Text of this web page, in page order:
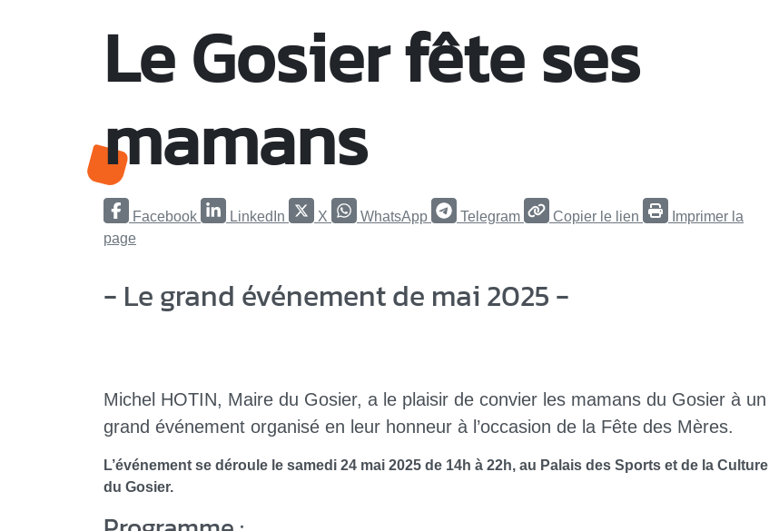
Le Gosier fête ses
mamans
Facebook LinkedIn X WhatsApp Telegram Copier le lien
Imprimer la
page
- Le grand événement de mai 2025 -
Michel HOTIN, Maire du Gosier, a le plaisir de convier les mamans du Gosier à un
grand événement organisé en leur honneur à l’occasion de la Fête des Mères.
L’événement se déroule le samedi 24 mai 2025 de 14h à 22h, au Palais des Sports et de la Culture
du Gosier.